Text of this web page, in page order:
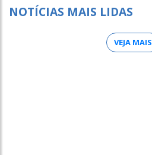
NOTÍCIAS MAIS LIDAS
VEJA MAIS